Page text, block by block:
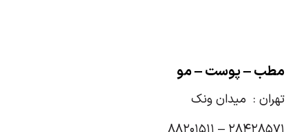
مطب – پوست – مو
تهران : میدان ونک